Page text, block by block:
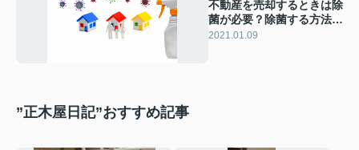
不動産を売却するときは除
菌が必要？除菌する方法と
費用相場を紹介！
2021.01.09
”正木屋日記”おすすめ記事